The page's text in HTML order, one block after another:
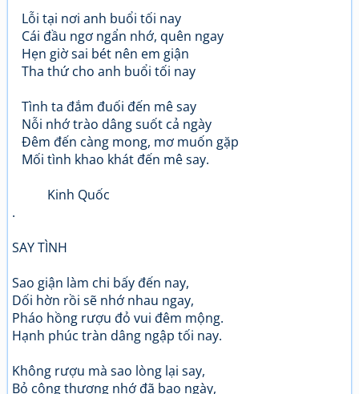
Lỗi tại nơi anh buổi tối nay
Cái đầu ngơ ngẩn nhớ, quên ngay
Hẹn giờ sai bét nên em giận
Tha thứ cho anh buổi tối nay
Tình ta đắm đuối đến mê say
Nỗi nhớ trào dâng suốt cả ngày
Đêm đến càng mong, mơ muốn gặp
Mối tình khao khát đến mê say.
Kinh Quốc
.
SAY TÌNH
Sao giận làm chi bấy đến nay,
Dối hờn rồi sẽ nhớ nhau ngay,
Pháo hồng rượu đỏ vui đêm mộng.
Hạnh phúc tràn dâng ngập tối nay.
Không rượu mà sao lòng lại say,
Bỏ công thương nhớ đã bao ngày,